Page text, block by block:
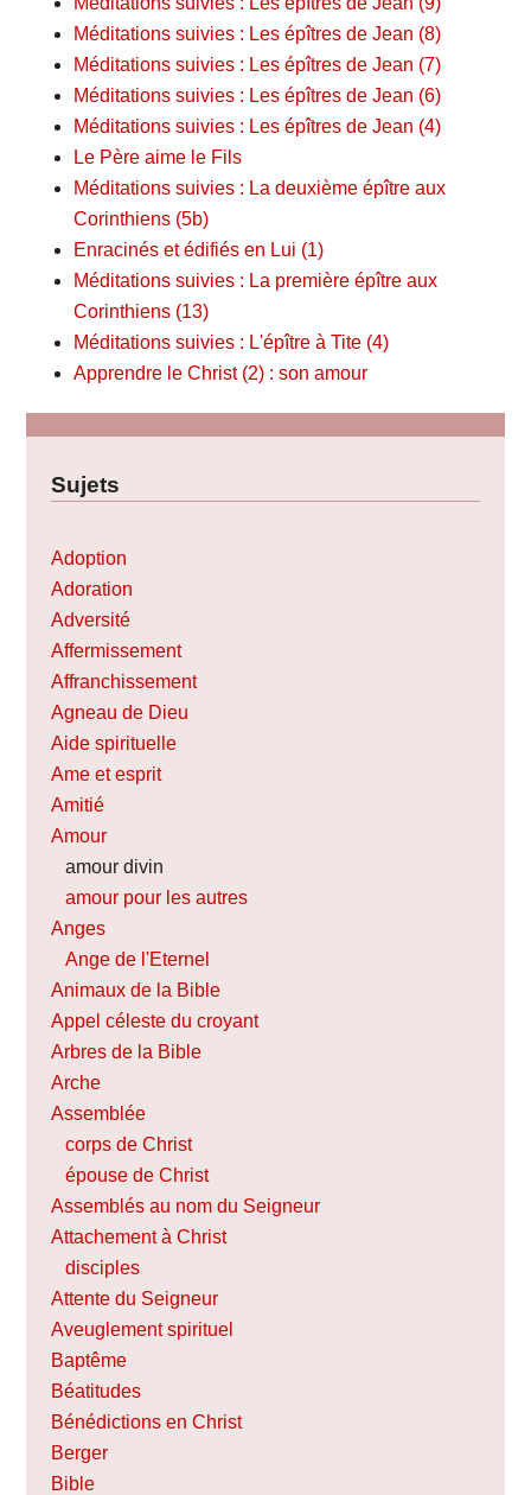
Méditations suivies : Les épîtres de Jean (8)
Méditations suivies : Les épîtres de Jean (7)
Méditations suivies : Les épîtres de Jean (6)
Méditations suivies : Les épîtres de Jean (4)
Le Père aime le Fils
Méditations suivies : La deuxième épître aux
Corinthiens (5b)
Enracinés et édifiés en Lui (1)
Méditations suivies : La première épître aux
Corinthiens (13)
Méditations suivies : L'épître à Tite (4)
Apprendre le Christ (2) : son amour
Sujets
Adoption
Adoration
Adversité
Affermissement
Affranchissement
Agneau de Dieu
Aide spirituelle
Ame et esprit
Amitié
Amour
amour divin
amour pour les autres
Anges
Ange de l'Eternel
Animaux de la Bible
Appel céleste du croyant
Arbres de la Bible
Arche
Assemblée
corps de Christ
épouse de Christ
Assemblés au nom du Seigneur
Attachement à Christ
disciples
Attente du Seigneur
Aveuglement spirituel
Baptême
Béatitudes
Bénédictions en Christ
Berger
Bible